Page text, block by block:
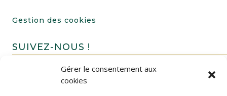
Gérer le consentement aux
cookies
Gestion des cookies
SUIVEZ-NOUS !